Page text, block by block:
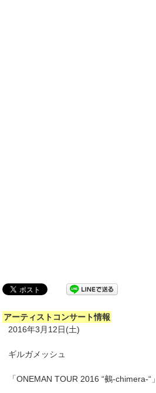
アーティストコンサート情報
2016年3月12日(土)
ギルガメッシュ
「ONEMAN TOUR 2016 “鵺-chimera-“」